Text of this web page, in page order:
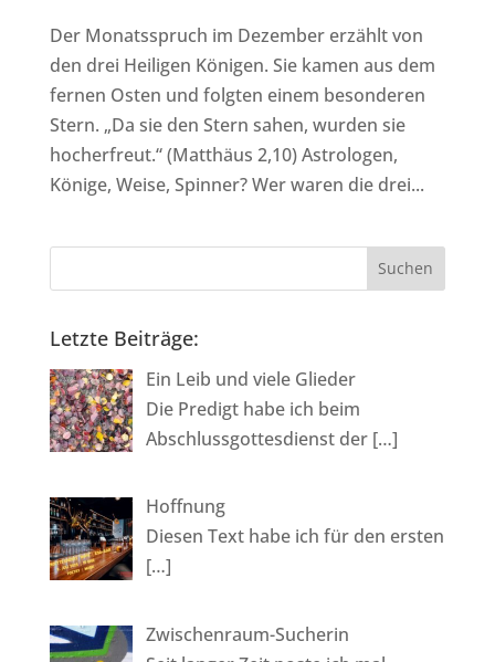
Der Monatsspruch im Dezember erzählt von
den drei Heiligen Königen. Sie kamen aus dem
fernen Osten und folgten einem besonderen
Stern. „Da sie den Stern sahen, wurden sie
hocherfreut.“ (Matthäus 2,10) Astrologen,
Könige, Weise, Spinner? Wer waren die drei...
Letzte Beiträge:
Ein Leib und viele Glieder
Die Predigt habe ich beim
Abschlussgottesdienst der […]
Hoffnung
Diesen Text habe ich für den ersten
[…]
Zwischenraum-Sucherin